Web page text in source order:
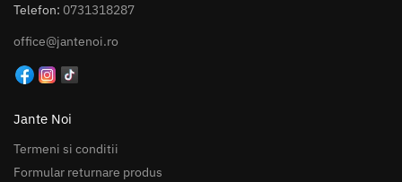
Telefon: 0731318287
office@jantenoi.ro
Jante Noi
Termeni si conditii
Formular returnare produs